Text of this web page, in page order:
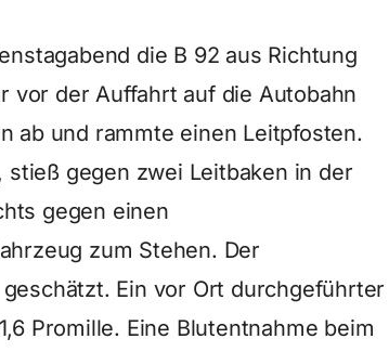
die B 92 aus Richtung
vor der Auffahrt auf die Autobahn
ab und rammte einen Leitpfosten.
gegen zwei Leitbaken in der
gegen einen
zum Stehen. Der
Ein vor Ort durchgeführter
Promille. Eine Blutentnahme beim